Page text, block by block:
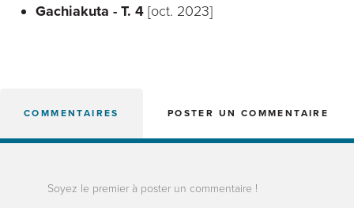
Gachiakuta - T. 4 [oct. 2023]
COMMENTAIRES POSTER UN COMMENTAIRE
Soyez le premier à poster un commentaire !